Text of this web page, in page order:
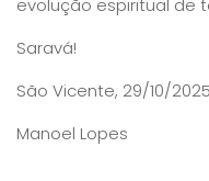
evolução espiritual de
Saravá!
São Vicente, 29/10/2025
Manoel Lopes